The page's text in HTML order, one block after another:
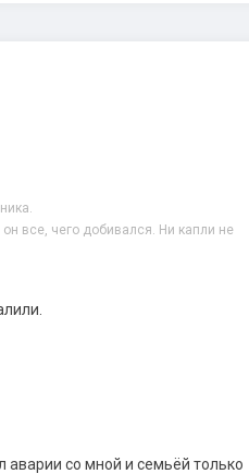
все, чего добивался. Ни капли не
аварии со мной и семьёй только